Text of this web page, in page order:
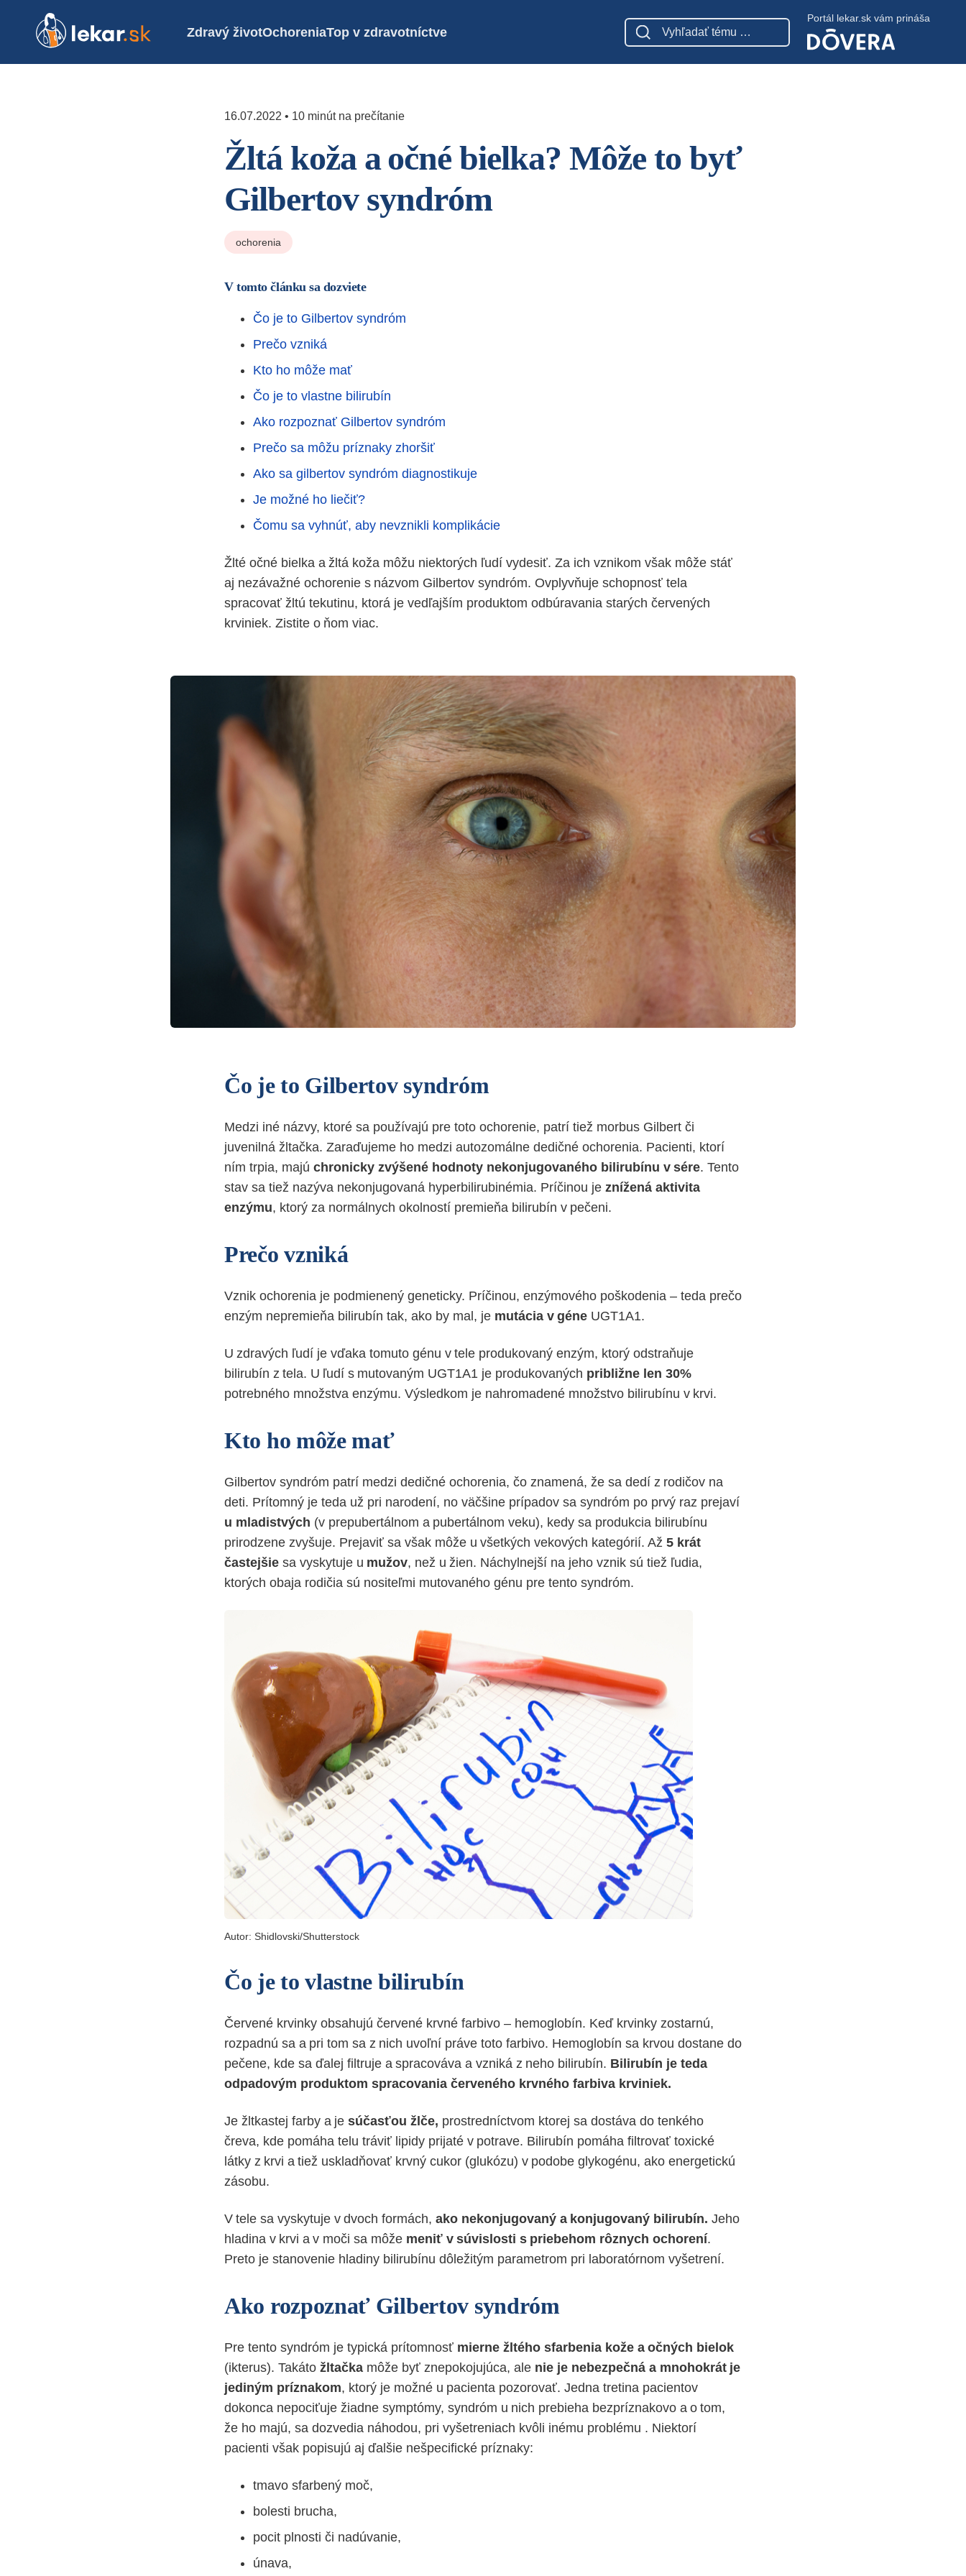
Zdravý životOchoreniaTop v zdravotníctve
Portál lekar.sk vám prináša
16.07.2022 • 10 minút na prečítanie
Žltá koža a očné bielka? Môže to byť
Gilbertov syndróm
ochorenia
V tomto článku sa dozviete
Čo je to Gilbertov syndróm
Prečo vzniká
Kto ho môže mať
Čo je to vlastne bilirubín
Ako rozpoznať Gilbertov syndróm
Prečo sa môžu príznaky zhoršiť
Ako sa gilbertov syndróm diagnostikuje
Je možné ho liečiť?
Čomu sa vyhnúť, aby nevznikli komplikácie
Žlté očné bielka a žltá koža môžu niektorých ľudí vydesiť. Za ich vznikom však môže stáť
aj nezávažné ochorenie s názvom Gilbertov syndróm. Ovplyvňuje schopnosť tela
spracovať žltú tekutinu, ktorá je vedľajším produktom odbúravania starých červených
krviniek. Zistite o ňom viac.
Čo je to Gilbertov syndróm
Medzi iné názvy, ktoré sa používajú pre toto ochorenie, patrí tiež morbus Gilbert či
juvenilná žltačka. Zaraďujeme ho medzi autozomálne dedičné ochorenia. Pacienti, ktorí
ním trpia, majú chronicky zvýšené hodnoty nekonjugovaného bilirubínu v sére. Tento
stav sa tiež nazýva nekonjugovaná hyperbilirubinémia. Príčinou je znížená aktivita
enzýmu, ktorý za normálnych okolností premieňa bilirubín v pečeni.
Prečo vzniká
Vznik ochorenia je podmienený geneticky. Príčinou, enzýmového poškodenia – teda prečo
enzým nepremieňa bilirubín tak, ako by mal, je mutácia v géne UGT1A1.
U zdravých ľudí je vďaka tomuto génu v tele produkovaný enzým, ktorý odstraňuje
bilirubín z tela. U ľudí s mutovaným UGT1A1 je produkovaných približne len 30%
potrebného množstva enzýmu. Výsledkom je nahromadené množstvo bilirubínu v krvi.
Kto ho môže mať
Gilbertov syndróm patrí medzi dedičné ochorenia, čo znamená, že sa dedí z rodičov na
deti. Prítomný je teda už pri narodení, no väčšine prípadov sa syndróm po prvý raz prejaví
u mladistvých (v prepubertálnom a pubertálnom veku), kedy sa produkcia bilirubínu
prirodzene zvyšuje. Prejaviť sa však môže u všetkých vekových kategórií. Až 5 krát
častejšie sa vyskytuje u mužov, než u žien. Náchylnejší na jeho vznik sú tiež ľudia,
ktorých obaja rodičia sú nositeľmi mutovaného génu pre tento syndróm.
Autor: Shidlovski/Shutterstock
Čo je to vlastne bilirubín
Červené krvinky obsahujú červené krvné farbivo – hemoglobín. Keď krvinky zostarnú,
rozpadnú sa a pri tom sa z nich uvoľní práve toto farbivo. Hemoglobín sa krvou dostane do
pečene, kde sa ďalej filtruje a spracováva a vzniká z neho bilirubín. Bilirubín je teda
odpadovým produktom spracovania červeného krvného farbiva krviniek.
Je žltkastej farby a je súčasťou žlče, prostredníctvom ktorej sa dostáva do tenkého
čreva, kde pomáha telu tráviť lipidy prijaté v potrave. Bilirubín pomáha filtrovať toxické
látky z krvi a tiež uskladňovať krvný cukor (glukózu) v podobe glykogénu, ako energetickú
zásobu.
V tele sa vyskytuje v dvoch formách, ako nekonjugovaný a konjugovaný bilirubín. Jeho
hladina v krvi a v moči sa môže meniť v súvislosti s priebehom rôznych ochorení.
Preto je stanovenie hladiny bilirubínu dôležitým parametrom pri laboratórnom vyšetrení.
Ako rozpoznať Gilbertov syndróm
Pre tento syndróm je typická prítomnosť mierne žltého sfarbenia kože a očných bielok
(ikterus). Takáto žltačka môže byť znepokojujúca, ale nie je nebezpečná a mnohokrát je
jediným príznakom, ktorý je možné u pacienta pozorovať. Jedna tretina pacientov
dokonca nepociťuje žiadne symptómy, syndróm u nich prebieha bezpríznakovo a o tom,
že ho majú, sa dozvedia náhodou, pri vyšetreniach kvôli inému problému . Niektorí
pacienti však popisujú aj ďalšie nešpecifické príznaky:
tmavo sfarbený moč,
bolesti brucha,
pocit plnosti či nadúvanie,
únava,